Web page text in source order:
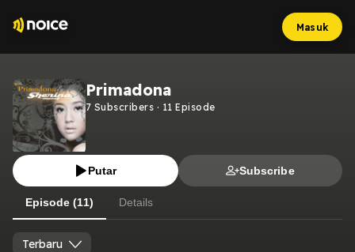
Masuk
Primadona
7 Subscribers · 11 Episode
Putar Subscribe
Episode (11) Details
Terbaru